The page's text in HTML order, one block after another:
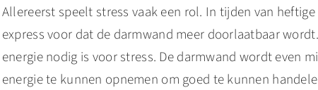
Allereerst speelt stress vaak een rol. In tijden van
express voor dat de darmwand meer doorlaatbaar
energie nodig is voor stress. De darmwand wordt even
energie te kunnen opnemen om goed te kunnen